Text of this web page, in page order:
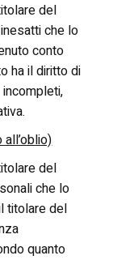
del
che lo
conto
ha il diritto di
del
che lo
titolare del
quanto